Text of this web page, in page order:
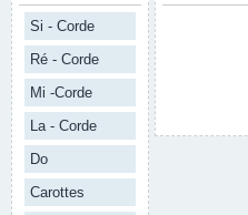
Si - Corde
Ré - Corde
Mi -Corde
La - Corde
Do
Carottes